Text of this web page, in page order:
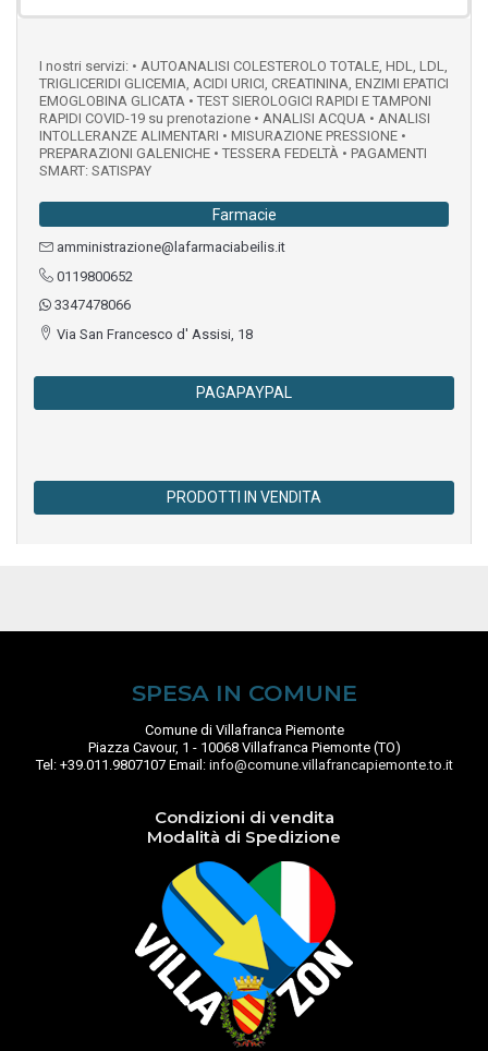
I nostri servizi: • AUTOANALISI COLESTEROLO TOTALE, HDL, LDL,
TRIGLICERIDI GLICEMIA, ACIDI URICI, CREATININA, ENZIMI EPATICI
EMOGLOBINA GLICATA • TEST SIEROLOGICI RAPIDI E TAMPONI
RAPIDI COVID-19 su prenotazione • ANALISI ACQUA • ANALISI
INTOLLERANZE ALIMENTARI • MISURAZIONE PRESSIONE •
PREPARAZIONI GALENICHE • TESSERA FEDELTÀ • PAGAMENTI
SMART: SATISPAY
Farmacie
amministrazione@lafarmaciabeilis.it
0119800652
3347478066
Via San Francesco d' Assisi, 18
PAGAPAYPAL
PRODOTTI IN VENDITA
SPESA IN COMUNE
Comune di Villafranca Piemonte
Piazza Cavour, 1 - 10068 Villafranca Piemonte (TO)
Tel: +39.011.9807107 Email: info@comune.villafrancapiemonte.to.it
Condizioni di vendita
Modalità di Spedizione